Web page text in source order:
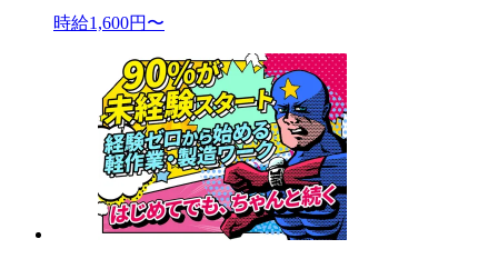
時給1,600円〜